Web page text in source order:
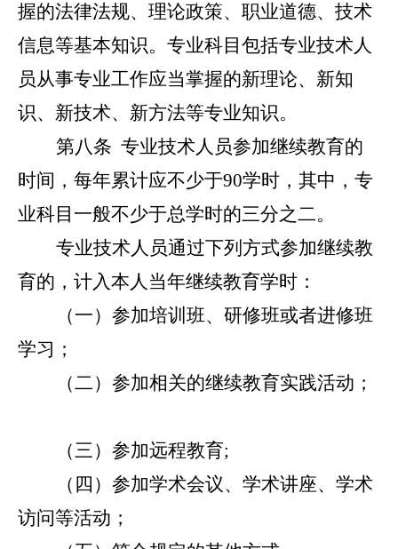
握的法律法规、理论政策、职业道德、技术
信息等基本知识。专业科目包括专业技术人
员从事专业工作应当掌握的新理论、新知
识、新技术、新方法等专业知识。
第八条 专业技术人员参加继续教育的
时间，每年累计应不少于90学时，其中，专
业科目一般不少于总学时的三分之二。
专业技术人员通过下列方式参加继续教
育的，计入本人当年继续教育学时：
（一）参加培训班、研修班或者进修班
学习；
（二）参加相关的继续教育实践活动；
（三）参加远程教育;
（四）参加学术会议、学术讲座、学术
访问等活动；